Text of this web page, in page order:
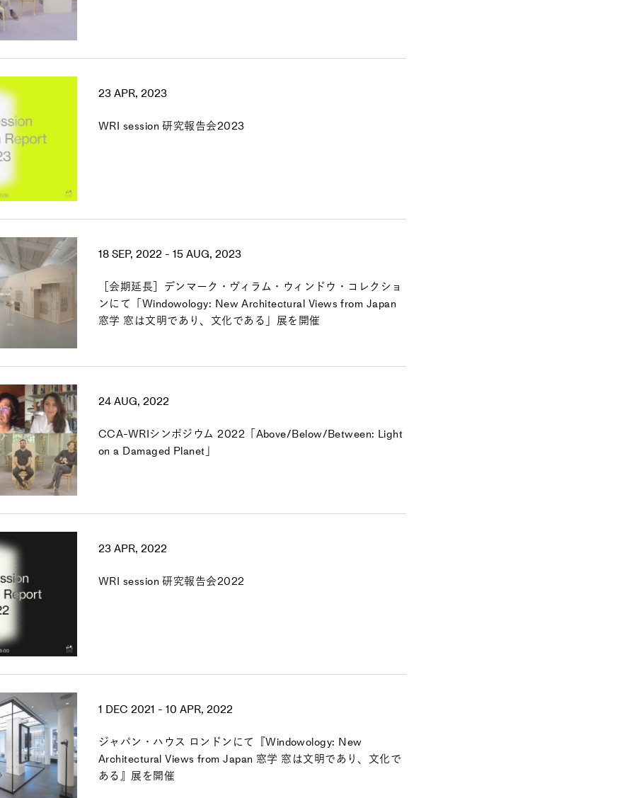
23 APR, 2023
WRI session 研究報告会2023
18 SEP, 2022 - 15 AUG, 2023
［会期延長］デンマーク・ヴィラム・ウィンドウ・コレクショ
ンにて「Windowology: New Architectural Views from Japan
窓学 窓は文明であり、文化である」展を開催
24 AUG, 2022
CCA-WRIシンポジウム 2022「Above/Below/Between: Light
on a Damaged Planet」
23 APR, 2022
WRI session 研究報告会2022
1 DEC 2021 - 10 APR, 2022
ジャパン・ハウス ロンドンにて『Windowology: New
Architectural Views from Japan 窓学 窓は文明であり、文化で
ある』展を開催